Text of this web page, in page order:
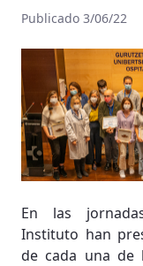
Publicado 3/06/22
En las
Instituto han
de cada una de